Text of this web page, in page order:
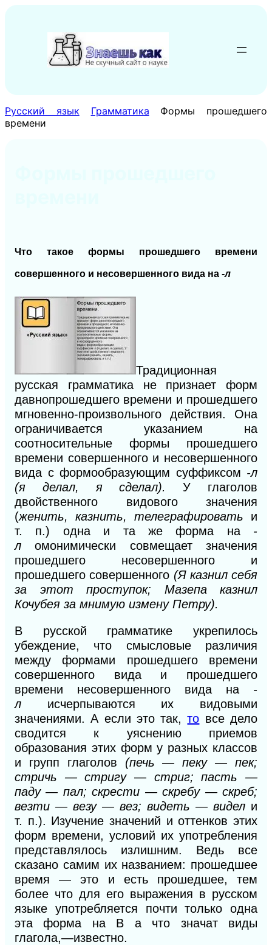
содержимому
Русский язык Грамматика
Формы прошедшего
времени
Что такое формы прошедшего времени
совершенного и несовершенного вида на -л
Традиционная
русская грамматика не признает форм
давнопрошедшего времени и прошедшего
мгновенно-произвольного действия. Она
ограничивается указанием на
соотносительные формы прошедшего
времени совершенного и несовершенного
вида с формообразующим суффиксом -л
(я делал, я сделал).У глаголов
двойственного видового значения
(женить, казнить, телеграфировать и
т. п.) одна и та же форма на -
ломонимически совмещает значения
прошедшего несовершенного и
прошедшего совершенного (Я казнил себя
за этот проступок; Мазепа казнил
Кочубея за мнимую измену Петру).
В русской грамматике укрепилось
убеждение, что смысловые различия
между формами прошедшего времени
совершенного вида и прошедшего
времени несовершенного вида на -
л исчерпываются их видовыми
значениями.А если это так,то все дело
сводится к уяснению приемов
образования этих форм у разных классов
и групп глаголов (печь — пеку — пек;
стричь — стригу — стриг; пасть —
паду — пал; скрести — скребу — скреб;
везти — везу — вез; видеть — видел и
т. п.). Изучение значений и оттенков этих
форм времени, условий их употребления
представлялось излишним. Ведь все
сказано самим их названием: прошедшее
время — это и есть прошедшее, тем
более что для его выражения в русском
языке употребляется почти только одна
эта форма на В а что значат виды
глагола,—известно.